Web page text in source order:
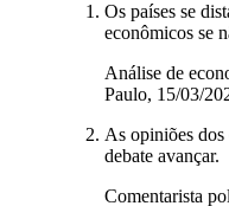
Os países se
econômicos se
Análise de
Paulo, 15/03/
As opiniões dos
debate avançar.
Comentarista